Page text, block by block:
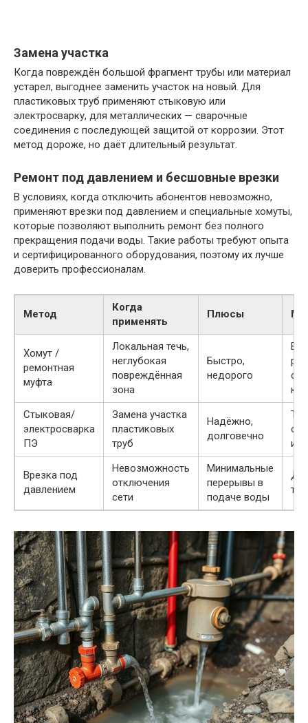
Замена участка
Когда повреждён большой фрагмент трубы или материал
устарел, выгоднее заменить участок на новый. Для
пластиковых труб применяют стыковую или
электросварку, для металлических — сварочные
соединения с последующей защитой от коррозии. Этот
метод дороже, но даёт длительный результат.
Ремонт под давлением и бесшовные врезки
В условиях, когда отключить абонентов невозможно,
применяют врезки под давлением и специальные хомуты,
которые позволяют выполнить ремонт без полного
прекращения подачи воды. Такие работы требуют опыта
и сертифицированного оборудования, поэтому их лучше
доверить профессионалам.
Метод
Когда
применять
Плюсы
Хомут /
ремонтная
муфта
Локальная течь,
неглубокая
повреждённая
зона
Быстро,
недорого
Стыковая/
электросварка
ПЭ
Замена участка
пластиковых
труб
Надёжно,
долговечно
и
Врезка под
давлением
Невозможность
отключения
сети
Минимальные
перерывы в
подаче воды